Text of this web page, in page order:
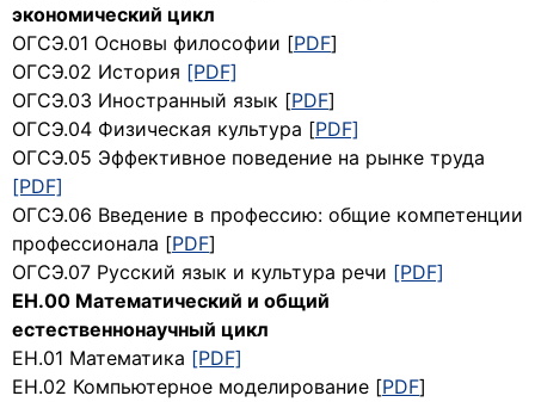
экономический цикл
ОГСЭ.01 Основы философии [PDF]
ОГСЭ.02 История [PDF]
ОГСЭ.03 Иностранный язык [PDF]
ОГСЭ.04 Физическая культура [PDF]
ОГСЭ.05 Эффективное поведение на рынке труда
[PDF]
ОГСЭ.06 Введение в профессию: общие компетенции
профессионала [PDF]
ОГСЭ.07 Русский язык и культура речи [PDF]
ЕН.00 Математический и общий
естественнонаучный цикл
ЕН.01 Математика [PDF]
ЕН.02 Компьютерное моделирование [PDF]